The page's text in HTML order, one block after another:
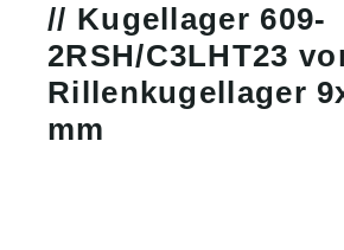
Kugellager 609-
2RSH/C3LHT23
Rillenkugellager
mm